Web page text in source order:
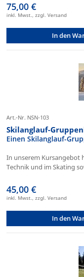
75,00 €
inkl. Mwst., zzgl. Versand
In den
Art.-Nr. NSN-103
Skilanglauf-
Einen Skilanglauf-
In unserem Kursangebot
Technik und im Skating
45,00 €
inkl. Mwst., zzgl. Versand
In den